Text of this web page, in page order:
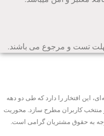
تست و مرجوع می باشند.
این افتخار را دارد که طی دو دهه
منتخب کاربران مطرح سازد. محوریت
به حقوق مشتریان گرامی است.